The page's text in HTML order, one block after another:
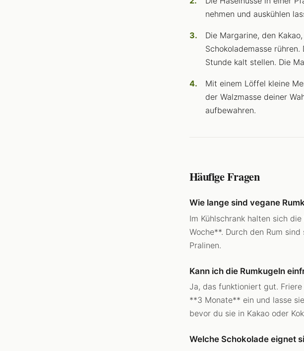
nehmen und auskühlen
Die Margarine, den
Schokolademasse
Stunde kalt stellen. Die
Mit einem Löffel kleine
der Walzmasse deiner
aufbewahren.
Häufige Fragen
Wie lange sind vegane
Im Kühlschrank halten sich
Woche**. Durch den Rum
Pralinen.
Kann ich die Rumkugeln
Ja, das funktioniert gut.
**3 Monate** ein und lasse
bevor du sie in Kakao oder
Welche Schokolade eignet